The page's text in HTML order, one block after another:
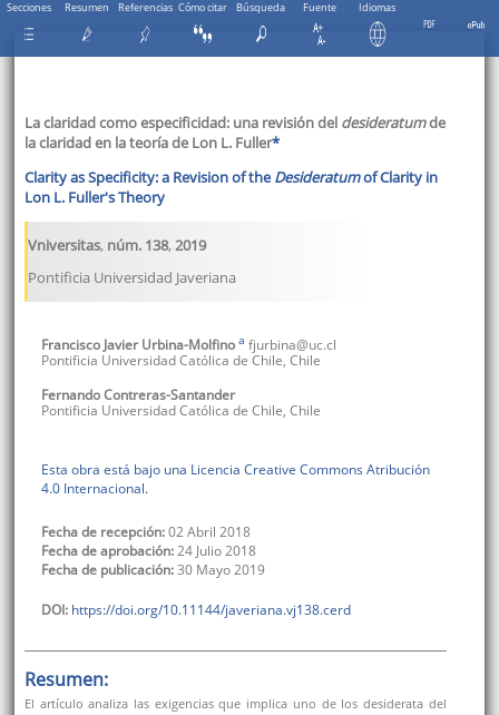
Secciones Resumen Referencias Cómo citar Búsqueda Fuente Idiomas
La claridad como especificidad: una revisión del desideratumde
la claridad en la teoría de Lon L. Fuller*
Clarity as Specificity: a Revision of theDesideratumof Clarity in
Lon L. Fuller's Theory
Vniversitas, núm. 138, 2019
Pontificia Universidad Javeriana
Francisco Javier Urbina-Molfino a fjurbina@uc.cl
Pontificia Universidad Católica de Chile, Chile
FernandoContreras-Santander
Pontificia Universidad Católica de Chile, Chile
Esta obra está bajo una Licencia Creative Commons Atribución
4.0 Internacional.
Fecha de recepción:02 Abril 2018
Fecha de aprobación:24 Julio 2018
Fecha de publicación:30 Mayo 2019
DOI: https://doi.org/10.11144/javeriana.vj138.cerd
Resumen:
El artículo analiza las exigencias que implica uno de los desiderata del